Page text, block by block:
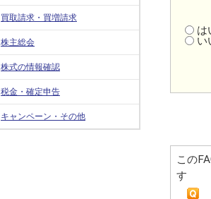
買取請求・買増請求
株主総会
株式の情報確認
税金・確定申告
キャンペーン・その他
は
い
この
す